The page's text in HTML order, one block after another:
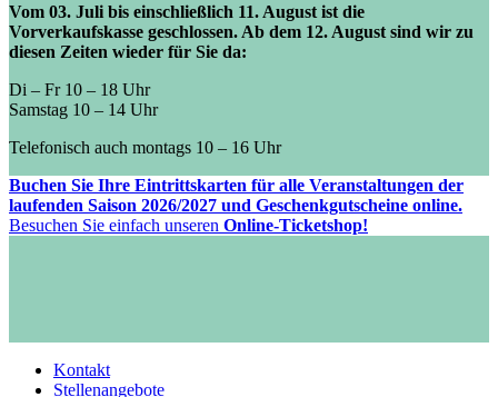
Vom 03. Juli bis einschließlich 11. August ist die
Vorverkaufskasse geschlossen. Ab dem 12. August sind wir zu
diesen Zeiten wieder für Sie da:
Di – Fr 10 – 18 Uhr
Samstag 10 – 14 Uhr
Telefonisch auch montags 10 – 16 Uhr
Buchen Sie Ihre Eintrittskarten für alle Veranstaltungen der
laufenden Saison 2026/2027 und Geschenkgutscheine online.
Besuchen Sie einfach unseren Online-Ticketshop!
Kontakt
Stellenangebote